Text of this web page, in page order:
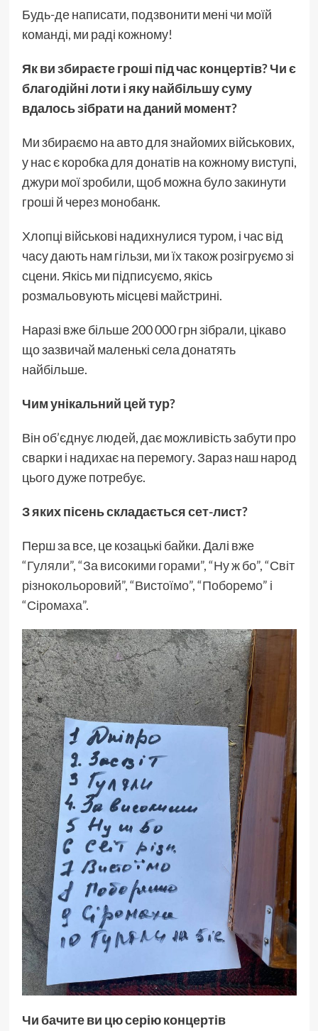
Будь-де написати, подзвонити мені чи моїй
команді, ми раді кожному!
Як ви збираєте гроші під час концертів? Чи є
благодійні лоти і яку найбільшу суму
вдалось зібрати на даний момент?
Ми збираємо на авто для знайомих військових,
у нас є коробка для донатів на кожному виступі,
джури мої зробили, щоб можна було закинути
гроші й через монобанк.
Хлопці військові надихнулися туром, і час від
часу дають нам гільзи, ми їх також розігруємо зі
сцени. Якісь ми підписуємо, якісь
розмальовують місцеві майстрині.
Наразі вже більше 200 000 грн зібрали, цікаво
що зазвичай маленькі села донатять
найбільше.
Чим унікальний цей тур?
Він об’єднує людей, дає можливість забути про
сварки і надихає на перемогу. Зараз наш народ
цього дуже потребує.
З яких пісень складається сет-лист?
Перш за все, це козацькі байки. Далі вже
“Гуляли”, “За високими горами”, “Ну ж бо”, “Світ
різнокольоровий”, “Вистоїмо”, “Поборемо” і
“Сіромаха”.
Чи бачите ви цю серію концертів